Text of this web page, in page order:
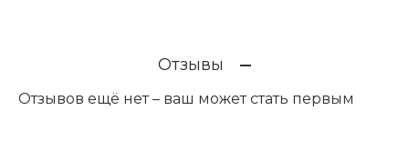
Отзывы
Отзывов ещё нет – ваш может стать первым